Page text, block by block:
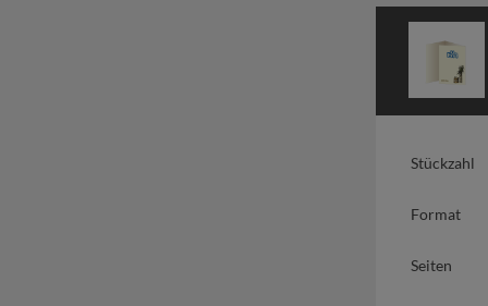
Stückzahl
Format
Seiten